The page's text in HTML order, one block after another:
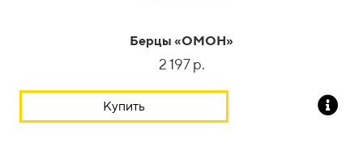
Берцы «OМОН»
2 197 р.
Купить